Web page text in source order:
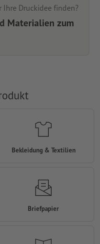
Ihre Druckidee finden?
Materialien zum
Bekleidung & Textilien
Briefpapier